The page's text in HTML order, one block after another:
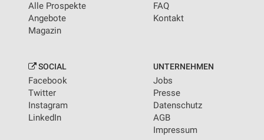
Alle Prospekte
Angebote
Magazin
FAQ
Kontakt
SOCIAL
Facebook
Twitter
Instagram
LinkedIn
UNTERNEHMEN
Jobs
Presse
Datenschutz
AGB
Impressum